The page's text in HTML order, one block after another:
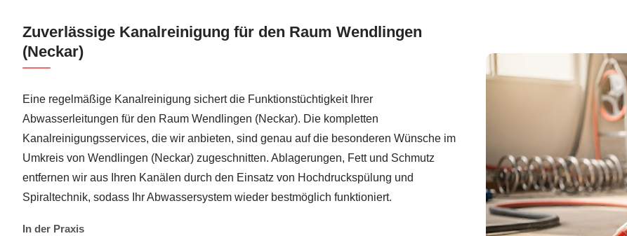
Zuverlässige Kanalreinigung für den Raum Wendlingen
(Neckar)
Eine regelmäßige Kanalreinigung sichert die Funktionstüchtigkeit Ihrer
Abwasserleitungen für den Raum Wendlingen (Neckar). Die kompletten
Kanalreinigungsservices, die wir anbieten, sind genau auf die besonderen Wünsche im
Umkreis von Wendlingen (Neckar) zugeschnitten. Ablagerungen, Fett und Schmutz
entfernen wir aus Ihren Kanälen durch den Einsatz von Hochdruckspülung und
Spiraltechnik, sodass Ihr Abwassersystem wieder bestmöglich funktioniert.
In der Praxis